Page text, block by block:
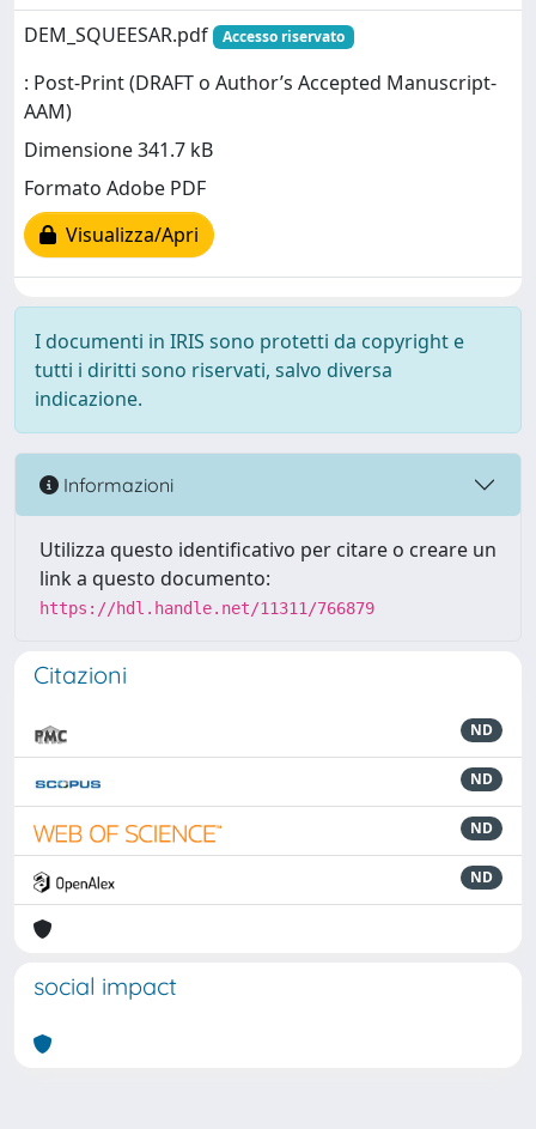
DEM_SQUEESAR.pdf
Accesso riservato
: Post-Print (DRAFT o Author’s Accepted Manuscript-
AAM)
Dimensione 341.7 kB
Formato Adobe PDF
Visualizza/Apri
I documenti in IRIS sono protetti da copyright e
tutti i diritti sono riservati, salvo diversa
indicazione.
Informazioni
Utilizza questo identificativo per citare o creare un
link a questo documento:
https://hdl.handle.net/11311/766879
Citazioni
ND
ND
ND
ND
social impact